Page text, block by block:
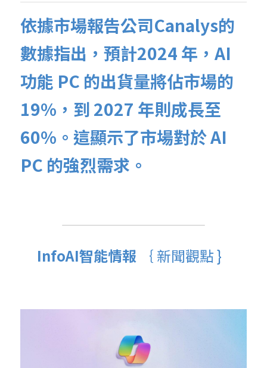
依據市場報告公司Canalys的
數據指出，預計2024 年，AI
功能 PC 的出貨量將佔市場的
19%，到 2027 年則成長至
60%。這顯示了市場對於 AI
PC 的強烈需求。
InfoAI智能情報 ｛ 新聞觀點 }